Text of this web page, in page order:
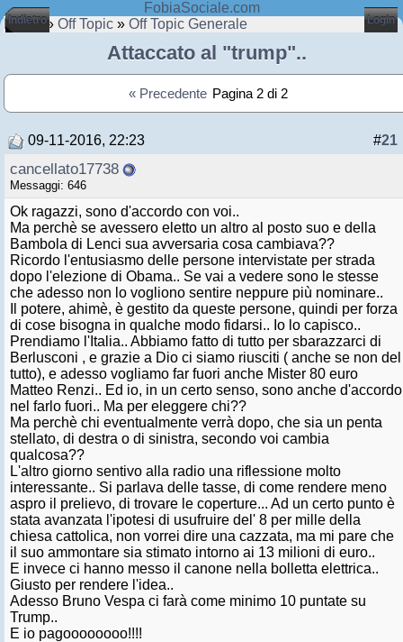
FobiaSociale.com
Indietro Login
Home » Off Topic » Off Topic Generale
Attaccato al "trump"..
« Precedente Pagina 2 di 2
#21
09-11-2016, 22:23
cancellato17738
Messaggi: 646
Ok ragazzi, sono d'accordo con voi..
Ma perchè se avessero eletto un altro al posto suo e della
Bambola di Lenci sua avversaria cosa cambiava??
Ricordo l'entusiasmo delle persone intervistate per strada
dopo l'elezione di Obama.. Se vai a vedere sono le stesse
che adesso non lo vogliono sentire neppure più nominare..
Il potere, ahimè, è gestito da queste persone, quindi per forza
di cose bisogna in qualche modo fidarsi.. Io lo capisco..
Prendiamo l'Italia.. Abbiamo fatto di tutto per sbarazzarci di
Berlusconi , e grazie a Dio ci siamo riusciti ( anche se non del
tutto), e adesso vogliamo far fuori anche Mister 80 euro
Matteo Renzi.. Ed io, in un certo senso, sono anche d'accordo
nel farlo fuori.. Ma per eleggere chi??
Ma perchè chi eventualmente verrà dopo, che sia un penta
stellato, di destra o di sinistra, secondo voi cambia
qualcosa??
L'altro giorno sentivo alla radio una riflessione molto
interessante.. Si parlava delle tasse, di come rendere meno
aspro il prelievo, di trovare le coperture... Ad un certo punto è
stata avanzata l'ipotesi di usufruire del' 8 per mille della
chiesa cattolica, non vorrei dire una cazzata, ma mi pare che
il suo ammontare sia stimato intorno ai 13 milioni di euro..
E invece ci hanno messo il canone nella bolletta elettrica..
Giusto per rendere l'idea..
Adesso Bruno Vespa ci farà come minimo 10 puntate su
Trump..
E io pagoooooooo!!!!